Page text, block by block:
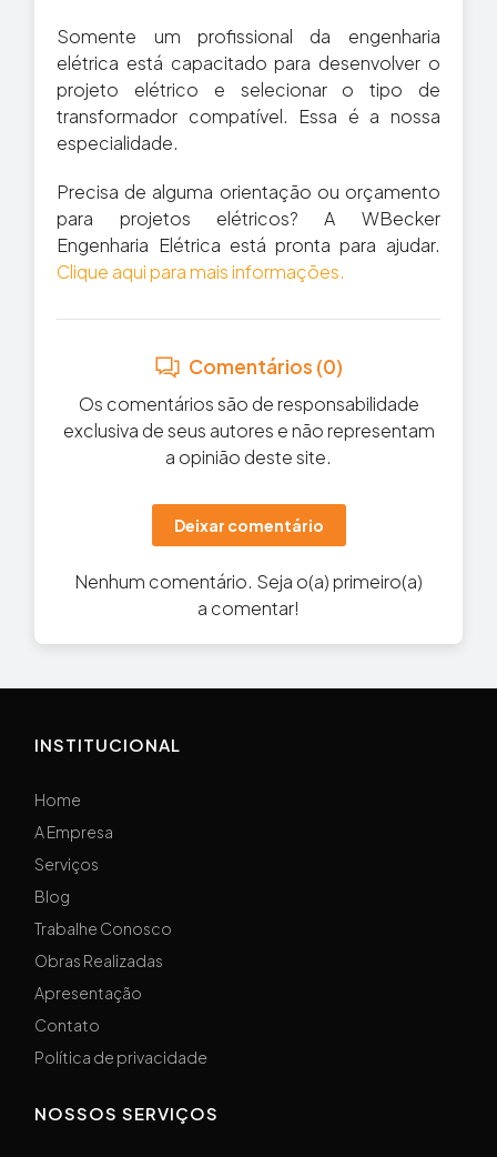
Somente um profissional da engenharia
elétrica está capacitado para desenvolver o
projeto elétrico e selecionar o tipo de
transformador compatível. Essa é a nossa
especialidade.
Precisa de alguma orientação ou orçamento
para projetos elétricos? A WBecker
Engenharia Elétrica está pronta para ajudar.
Clique aqui para mais informações.
Comentários (0)
Os comentários são de responsabilidade
exclusiva de seus autores e não representam
a opinião deste site.
Deixar comentário
Nenhum comentário. Seja o(a) primeiro(a)
a comentar!
INSTITUCIONAL
Home
A Empresa
Serviços
Blog
Trabalhe Conosco
Obras Realizadas
Apresentação
Contato
Política de privacidade
NOSSOS SERVIÇOS